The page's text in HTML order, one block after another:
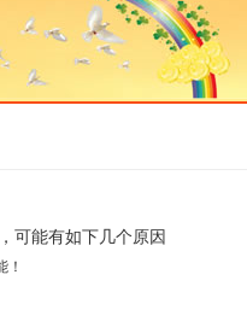
可能有如下几个原因
！